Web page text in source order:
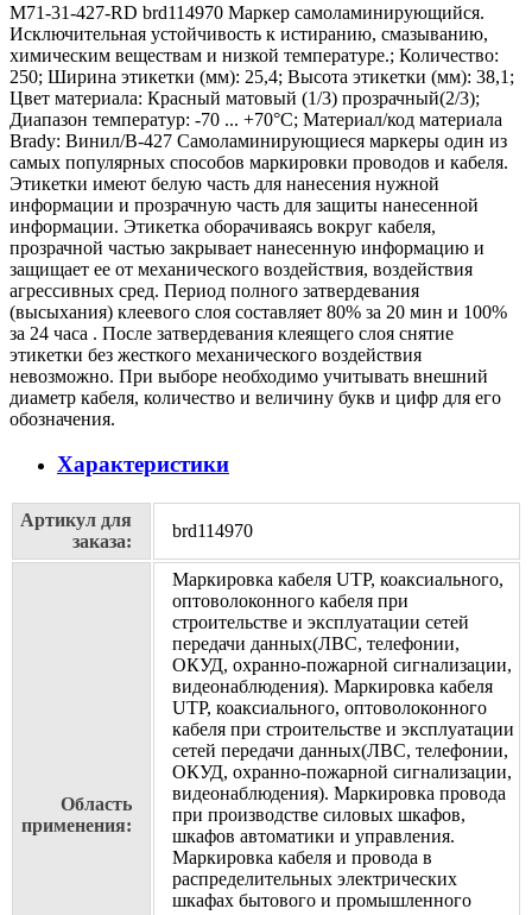
M71-31-427-RD brd114970 Маркер самоламинирующийся.
Исключительная устойчивость к истиранию, смазыванию,
химическим веществам и низкой температуре.; Количество:
250; Ширина этикетки (мм): 25,4; Высота этикетки (мм): 38,1;
Цвет материала: Красный матовый (1/3) прозрачный(2/3);
Диапазон температур: -70 ... +70°С; Материал/код материала
Brady: Винил/В-427 Самоламинирующиеся маркеры один из
самых популярных способов маркировки проводов и кабеля.
Этикетки имеют белую часть для нанесения нужной
информации и прозрачную часть для защиты нанесенной
информации. Этикетка оборачиваясь вокруг кабеля,
прозрачной частью закрывает нанесенную информацию и
защищает ее от механического воздействия, воздействия
агрессивных сред. Период полного затвердевания
(высыхания) клеевого слоя составляет 80% за 20 мин и 100%
за 24 часа . После затвердевания клеящего слоя снятие
этикетки без жесткого механического воздействия
невозможно. При выборе необходимо учитывать внешний
диаметр кабеля, количество и величину букв и цифр для его
обозначения.
Характеристики
Артикул для
заказа:
brd114970
Область
применения:
Маркировка кабеля UTP, коаксиального,
оптоволоконного кабеля при
строительстве и эксплуатации сетей
передачи данных(ЛВС, телефонии,
ОКУД, охранно-пожарной сигнализации,
видеонаблюдения). Маркировка кабеля
UTP, коаксиального, оптоволоконного
кабеля при строительстве и эксплуатации
сетей передачи данных(ЛВС, телефонии,
ОКУД, охранно-пожарной сигнализации,
видеонаблюдения). Маркировка провода
при производстве силовых шкафов,
шкафов автоматики и управления.
Маркировка кабеля и провода в
распределительных электрических
шкафах бытового и промышленного